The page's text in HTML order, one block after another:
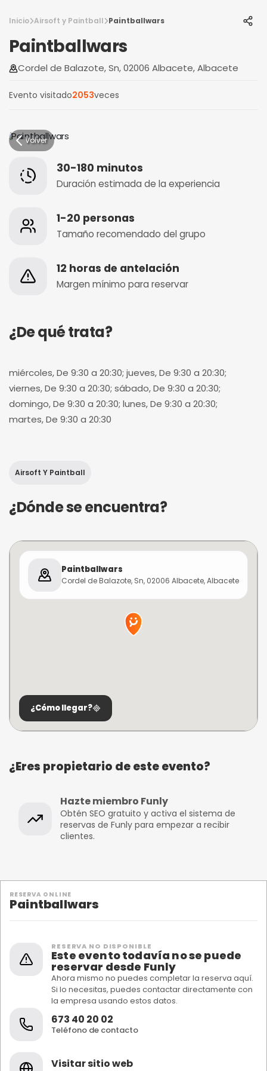
Inicio Airsoft y Paintball Paintballwars
Paintballwars
Cordel de Balazote, Sn, 02006 Albacete, Albacete
Evento visitado2053veces
Volver
30-180 minutos
Duración estimada de la experiencia
1-20 personas
Tamaño recomendado del grupo
12 horas de antelación
Margen mínimo para reservar
¿De qué trata?
miércoles, De 9:30 a 20:30; jueves, De 9:30 a 20:30;
viernes, De 9:30 a 20:30; sábado, De 9:30 a 20:30;
domingo, De 9:30 a 20:30; lunes, De 9:30 a 20:30;
martes, De 9:30 a 20:30
Airsoft Y Paintball
¿Dónde se encuentra?
Paintballwars
Cordel de Balazote, Sn, 02006 Albacete, Albacete
¿Cómo llegar?
¿Eres propietario de este evento?
Hazte miembro Funly
Obtén SEO gratuito y activa el sistema de
reservas de Funly para empezar a recibir
clientes.
RESERVA ONLINE
Paintballwars
RESERVA NO DISPONIBLE
Este evento todavía no se puede
reservar desde Funly
Ahora mismo no puedes completar la reserva aquí.
Si lo necesitas, puedes contactar directamente con
la empresa usando estos datos.
673 40 20 02
Teléfono de contacto
Visitar sitio web